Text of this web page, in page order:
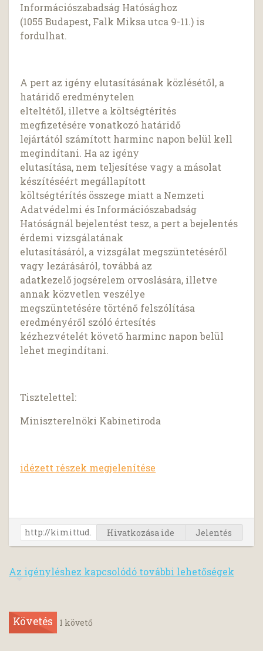
Információszabadság Hatósághoz
(1055 Budapest, Falk Miksa utca 9-11.) is
fordulhat.
A pert az igény elutasításának közlésétől, a
határidő eredménytelen
elteltétől, illetve a költségtérítés
megfizetésére vonatkozó határidő
lejártától számított harminc napon belül kell
megindítani. Ha az igény
elutasítása, nem teljesítése vagy a másolat
készítéséért megállapított
költségtérítés összege miatt a Nemzeti
Adatvédelmi és Információszabadság
Hatóságnál bejelentést tesz, a pert a bejelentés
érdemi vizsgálatának
elutasításáról, a vizsgálat megszüntetéséről
vagy lezárásáról, továbbá az
adatkezelő jogsérelem orvoslására, illetve
annak közvetlen veszélye
megszüntetésére történő felszólítása
eredményéről szóló értesítés
kézhezvételét követő harminc napon belül
lehet megindítani.
Tisztelettel:
Miniszterelnöki Kabinetiroda
idézett részek megjelenítése
Hivatkozása ide Jelentés
Az igényléshez kapcsolódó további lehetőségek
Követés 1 követő